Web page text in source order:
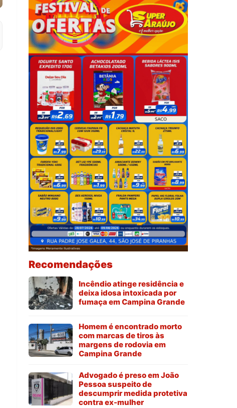
Recomendações
Incêndio atinge residência e
deixa idosa intoxicada por
fumaça em Campina Grande
Homem é encontrado morto
com marcas de tiros às
margens de rodovia em
Campina Grande
Advogado é preso em João
Pessoa suspeito de
descumprir medida protetiva
contra ex-mulher